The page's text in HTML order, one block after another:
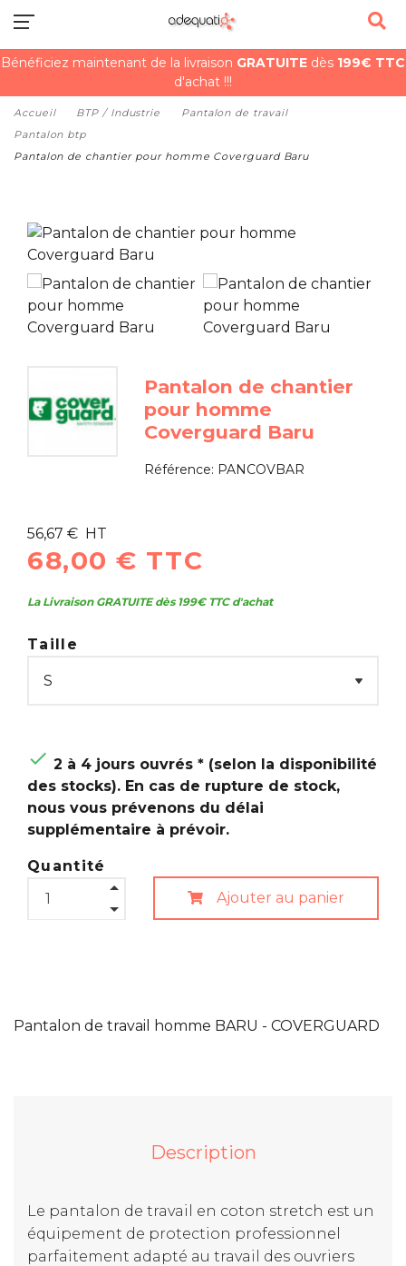
Bénéficiez maintenant de la livraison GRATUITE dès 199€ TTC
d'achat !!!
Accueil BTP / Industrie
Pantalon de travail
Pantalon btp
Pantalon de chantier pour homme Coverguard Baru
Pantalon de chantier
pour homme
Coverguard Baru
Référence: PANCOVBAR
56,67 € HT
68,00 € TTC
La Livraison GRATUITE dès 199€ TTC d'achat
Taille
 2 à 4 jours ouvrés * (selon la disponibilité
des stocks). En cas de rupture de stock,
nous vous prévenons du délai
supplémentaire à prévoir.
Quantité
Ajouter au panier
Pantalon de travail homme BARU - COVERGUARD
Description
Le pantalon de travail en coton stretch est un
équipement de protection professionnel
parfaitement adapté au travail des ouvriers